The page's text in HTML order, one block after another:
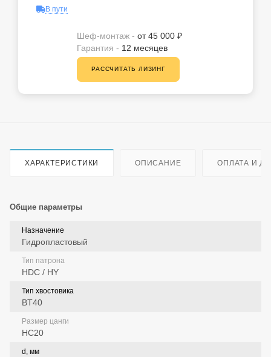
В пути
Шеф-монтаж - от 45 000 ₽
Гарантия - 12 месяцев
РАССЧИТАТЬ ЛИЗИНГ
ХАРАКТЕРИСТИКИ ОПИСАНИЕ ОПЛАТА И
Общие параметры
Назначение
Гидропластовый
Тип патрона
HDC / HY
Тип хвостовика
BT40
Размер цанги
HC20
d, мм